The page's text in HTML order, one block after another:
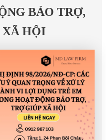
BẢO TRỢ,
XÃ HỘI